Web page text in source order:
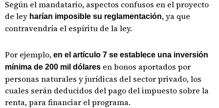
Según el mandatario, aspectos confusos en el proyecto
de ley harían imposible su reglamentación, ya que
contravendría el espíritu de la ley.
Por ejemplo, en el artículo 7 se establece una inversión
mínima de 200 mil dólares en bonos aportados por
personas naturales y jurídicas del sector privado, los
cuales serán deducidos del pago del impuesto sobre la
renta, para financiar el programa.